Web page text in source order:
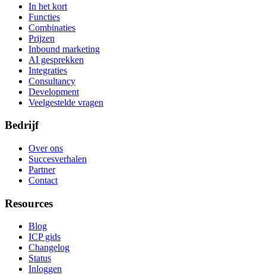
In het kort
Functies
Combinaties
Prijzen
Inbound marketing
AI gesprekken
Integraties
Consultancy
Development
Veelgestelde vragen
Bedrijf
Over ons
Succesverhalen
Partner
Contact
Resources
Blog
ICP gids
Changelog
Status
Inloggen